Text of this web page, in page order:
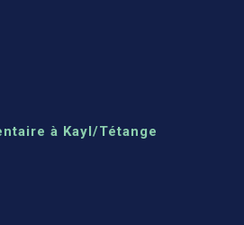
à Kayl/Tétange